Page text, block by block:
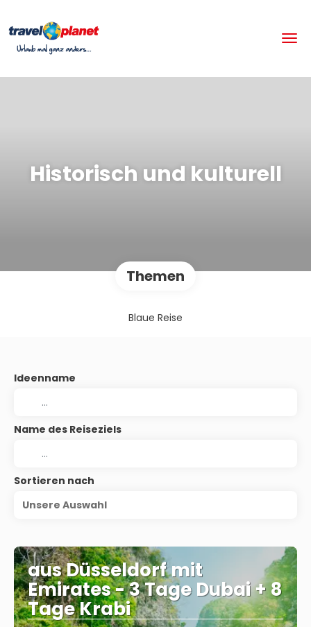
Historisch und kulturell
Themen
Blaue Reise
Ideenname
Name des Reiseziels
Sortieren nach
Unsere Auswahl
aus Düsseldorf mit
Emirates - 3 Tage Dubai + 8
Tage Krabi